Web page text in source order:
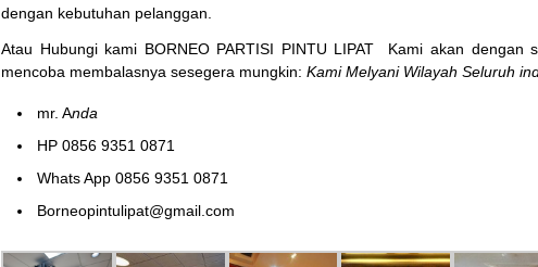
dengan kebutuhan pelanggan.
Atau Hubungi kami BORNEO PARTISI PINTU LIPAT
Kami akan dengan
mencoba membalasnya sesegera mungkin: Kami Melyani Wilayah Seluruh
mr. Anda
HP 0856 9351 0871
Whats App 0856 9351 0871
Borneopintulipat@gmail.com